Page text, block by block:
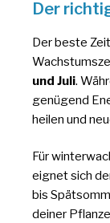
Der
Der beste
und Juli.
genügend
heilen und
Für
eignet sich
bis
deiner